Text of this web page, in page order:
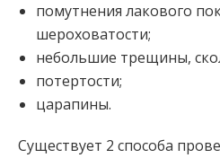
помутнения лакового
шероховатости;
небольшие трещины,
потертости;
царапины.
Существует 2 способа